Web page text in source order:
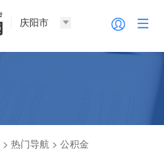
庆阳市
>热门导航 >公积金